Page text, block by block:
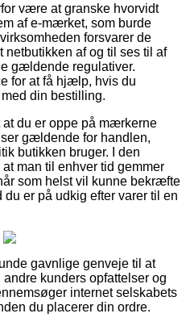
være at granske hvorvidt
af e-mærket, som burde
forsvarer de
netbutikken af og til ses til af
gældende regulativer.
for at få hjælp, hvis du
din bestilling.
du er oppe på mærkerne
gældende for handlen,
butikken bruger. I den
man til enhver tid gemmer
som helst vil kunne bekræfte
er på udkig efter varer til en
gavnlige genveje til at
kunders opfattelser og
internet selskabets
du placerer din ordre.